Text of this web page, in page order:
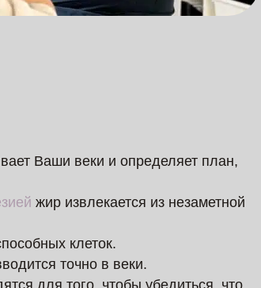
Ваши веки и определяет план,
жир извлекается из незаметной
клеток.
точно в веки.